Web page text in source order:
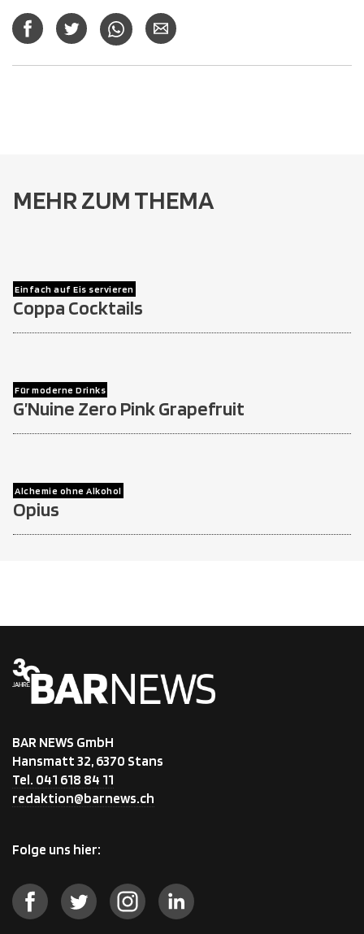
MEHR ZUM THEMA
Einfach auf Eis servieren
Coppa Cocktails
Für moderne Drinks
G’Nuine Zero Pink Grapefruit
Alchemie ohne Alkohol
Opius
BAR NEWS GmbH
Hansmatt 32, 6370 Stans
Tel. 041 618 84 11
redaktion@barnews.ch
Folge uns hier: